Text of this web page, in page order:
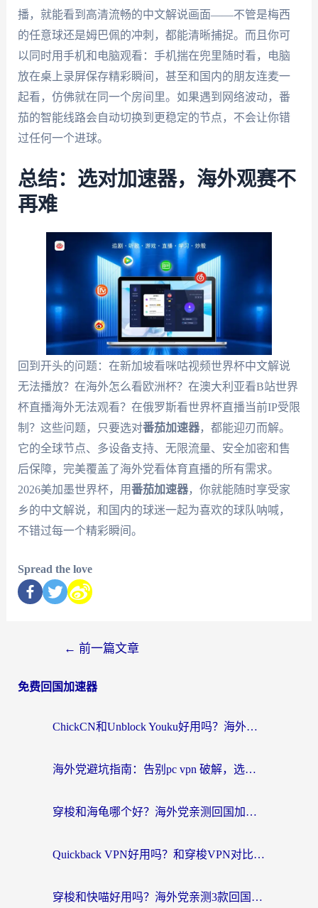
播，就能看到高清流畅的中文解说画面——不管是梅西
的任意球还是姆巴佩的冲刺，都能清晰捕捉。而且你可
以同时用手机和电脑观看：手机揣在兜里随时看，电脑
放在桌上录屏保存精彩瞬间，甚至和国内的朋友连麦一
起看，仿佛就在同一个房间里。如果遇到网络波动，番
茄的智能线路会自动切换到更稳定的节点，不会让你错
过任何一个进球。
总结：选对加速器，海外观赛不
再难
回到开头的问题：在新加坡看咪咕视频世界杯中文解说
无法播放？在海外怎么看欧洲杯？在澳大利亚看B站世界
杯直播海外无法观看？在俄罗斯看世界杯直播当前IP受限
制？这些问题，只要选对番茄加速器，都能迎刃而解。
它的全球节点、多设备支持、无限流量、安全加密和售
后保障，完美覆盖了海外党看体育直播的所有需求。
2026美加墨世界杯，用番茄加速器，你就能随时享受家
乡的中文解说，和国内的球迷一起为喜欢的球队呐喊，
不错过每一个精彩瞬间。
Spread the love
← 前一篇文章
免费回国加速器
ChickCN和Unblock Youku好用吗？海外党亲测3款回国加速器，附iOS免费选择指南
海外党避坑指南：告别pc vpn 破解，选对回国加速器轻松访问国内资源
穿梭和海龟哪个好？海外党亲测回国加速器，附电脑免费VPN推荐
Quickback VPN好用吗？和穿梭VPN对比哪个回国效果更好？海外党必看的真实测评与选择指南
穿梭和快喵好用吗？海外党亲测3款回国加速器，附日本回国VPN避坑指南